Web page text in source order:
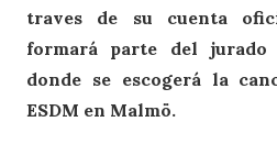
traves de su cuenta
formará parte del
donde se escogerá la
ESDM en Malmö.